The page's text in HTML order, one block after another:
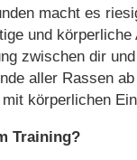
macht es
und körperliche
zwischen dir
aller Rassen
körperlichen
Training?